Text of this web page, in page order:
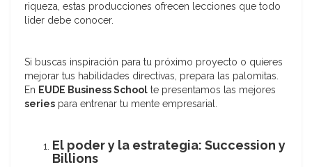
riqueza, estas producciones ofrecen lecciones que todo
líder debe conocer.
Si buscas inspiración para tu próximo proyecto o quieres
mejorar tus habilidades directivas, prepara las palomitas.
En EUDE Business School te presentamos las mejores
series para entrenar tu mente empresarial.
El poder y la estrategia: Succession y
Billions